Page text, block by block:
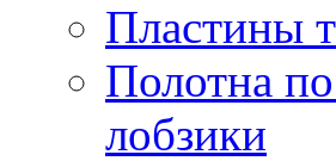
Пластины
Полотна
лобзики